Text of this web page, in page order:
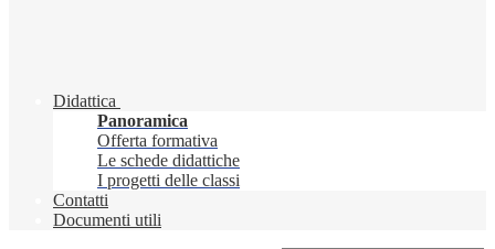
Didattica
Panoramica
Offerta formativa
Le schede didattiche
I progetti delle classi
Contatti
Documenti utili